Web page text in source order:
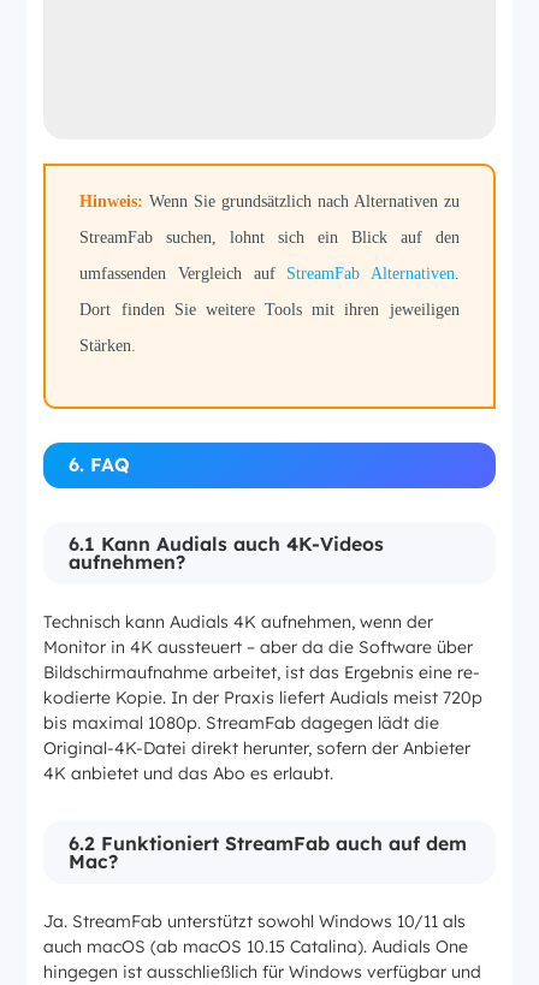
Hinweis: Wenn Sie grundsätzlich nach Alternativen zu
StreamFab suchen, lohnt sich ein Blick auf den
umfassenden Vergleich auf StreamFab Alternativen
Dort finden Sie weitere Tools mit ihren jeweiligen
Stärken.
6. FAQ
6.1 Kann Audials auch 4K-Videos
aufnehmen?
Technisch kann Audials 4K aufnehmen, wenn der
Monitor in 4K aussteuert – aber da die Software über
Bildschirmaufnahme arbeitet, ist das Ergebnis eine re-
kodierte Kopie. In der Praxis liefert Audials meist 720p
bis maximal 1080p. StreamFab dagegen lädt die
Original-4K-Datei direkt herunter, sofern der Anbieter
4K anbietet und das Abo es erlaubt.
6.2 Funktioniert StreamFab auch auf dem
Mac?
Ja. StreamFab unterstützt sowohl Windows 10/11 als
auch macOS (ab macOS 10.15 Catalina). Audials One
hingegen ist ausschließlich für Windows verfügbar und